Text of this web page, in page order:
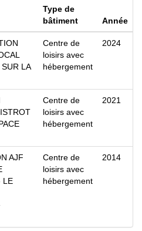
Type de
bâtiment
Année
LA
Centre de
loisirs avec
hébergement
2024
Centre de
loisirs avec
hébergement
2021
AJF
LE
Centre de
loisirs avec
hébergement
2014